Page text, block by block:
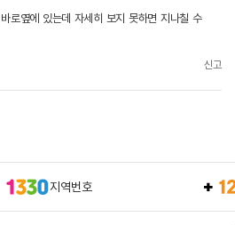
로옆에 있는데 자세히 보지 못하면 지나칠 수
신고
지역번호